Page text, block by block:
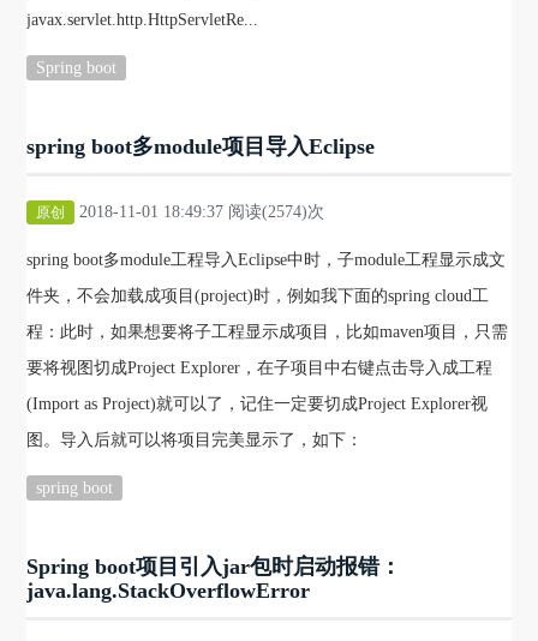
javax.servlet.http.HttpServletRe...
Spring boot
spring boot多module项目导入Eclipse
原创 2018-11-01 18:49:37 阅读(2574)次
spring boot多module工程导入Eclipse中时，子module工程显示成文
件夹，不会加载成项目(project)时，例如我下面的spring cloud工
程：此时，如果想要将子工程显示成项目，比如maven项目，只需
要将视图切成Project Explorer，在子项目中右键点击导入成工程
(Import as Project)就可以了，记住一定要切成Project Explorer视
图。导入后就可以将项目完美显示了，如下：
spring boot
Spring boot项目引入jar包时启动报错：
java.lang.StackOverflowError